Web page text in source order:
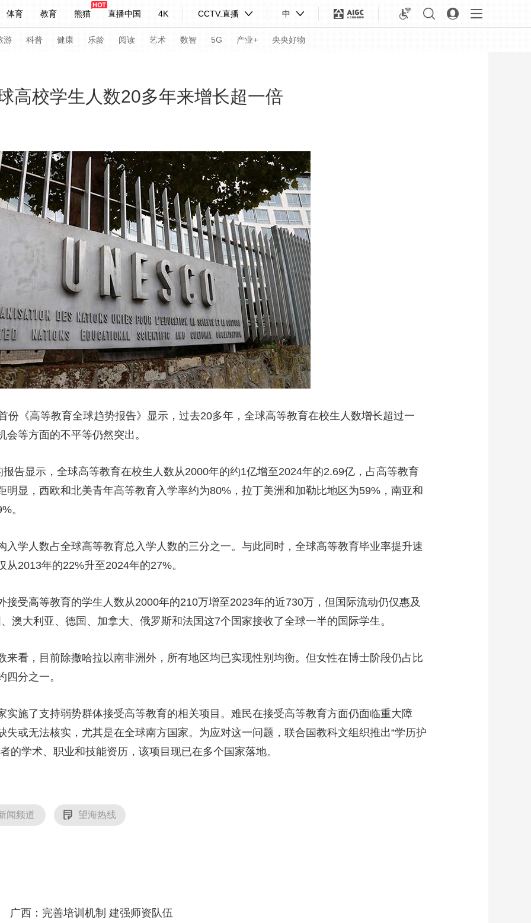
体育 教育 熊猫 直播中国 4K CCTV.直播 中
妙语 热解读 天天学习
持人 下载央视影音
游 科普 健康 乐龄 阅读 艺术 数智 5G 产业+ 央央好物
习式妙语 央视快评 央视网评 锋面
道 VR/AR 4K专区 全景新闻
入列 人生第一次 人生第二次
中超 国足 国际足球 网球 综合体育 亚冬会
体育江湖 文化体育 冰雪道路 足球道路
央博 非遗 旅游 科普 健康 乐龄 阅读 艺术
云起 智敬中国 全民健康 颜选攻略 海洋 时尚 天气
热播榜 总台企业白名单
高校学生人数20多年来增长超一倍
高等教育全球趋势报告》显示，过去20多年，全球高等教育在校生人数增长超过一
等方面的不平等仍然突出。
显示，全球高等教育在校生人数从2000年的约1亿增至2024年的2.69亿，占高等教育
明显，西欧和北美青年高等教育入学率约为80%，拉丁美洲和加勒比地区为59%，南亚和
。
人数占全球高等教育总入学人数的三分之一。与此同时，全球高等教育毕业率提升速
2013年的22%升至2024年的27%。
高等教育的学生人数从2000年的210万增至2023年的近730万，但国际流动仍仅惠及
澳大利亚、德国、加拿大、俄罗斯和法国这7个国家接收了全球一半的国际学生。
，目前除撒哈拉以南非洲外，所有地区均已实现性别均衡。但女性在博士阶段仍占比
分之一。
了支持弱势群体接受高等教育的相关项目。难民在接受高等教育方面仍面临重大障
失或无法核实，尤其是在全球南方国家。为应对这一问题，联合国教科文组织推出“学历护
的学术、职业和技能资历，该项目现已在多个国家落地。
闻频道 望海热线
广西：完善培训机制 建强师资队伍